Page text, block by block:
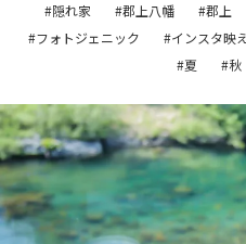
#隠れ家
#郡上八幡 #郡上
#フォトジェニック
#インスタ映え
#夏
#秋